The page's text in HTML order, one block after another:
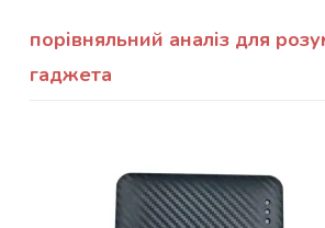
порівняльний аналіз для
гаджета